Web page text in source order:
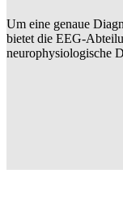
Um eine genaue
bietet die EEG-
neurophysiologische